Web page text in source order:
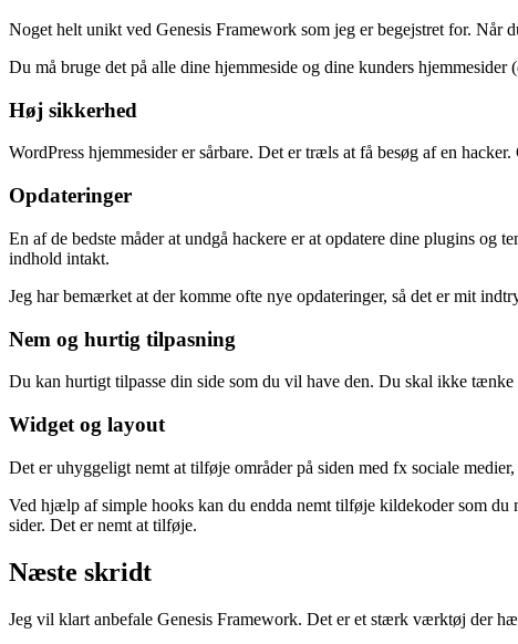
Noget helt unikt ved Genesis Framework som jeg er begejstret for. Når
Du må bruge det på alle dine hjemmeside og dine kunders
Høj sikkerhed
WordPress hjemmesider er sårbare. Det er træls at få besøg af en
Opdateringer
En af de bedste måder at undgå hackere er at opdatere dine plugins og
indhold intakt.
Jeg har bemærket at der komme ofte nye opdateringer, så det er mit
Nem og hurtig tilpasning
Du kan hurtigt tilpasse din side som du vil have den. Du skal ikke
Widget og layout
Det er uhyggeligt nemt at tilføje områder på siden med fx sociale
Ved hjælp af simple hooks kan du endda nemt tilføje kildekoder som du
sider. Det er nemt at tilføje.
Næste skridt
Jeg vil klart anbefale Genesis Framework. Det er et stærk værktøj der